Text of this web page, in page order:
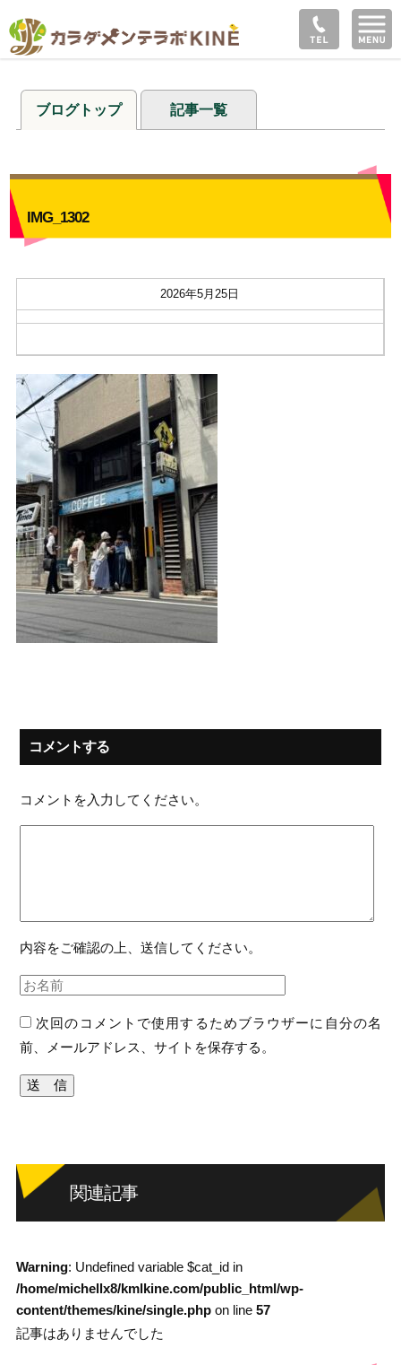
ブログトップ 記事一覧
IMG_1302
2026年5月25日
コメントする
コメントを入力してください。
内容をご確認の上、送信してください。
次回のコメントで使用するためブラウザーに自分の名
前、メールアドレス、サイトを保存する。
関連記事
Warning: Undefined variable $cat_id in
/home/michellx8/kmlkine.com/public_html/wp-
content/themes/kine/single.phpon line 57
記事はありませんでした